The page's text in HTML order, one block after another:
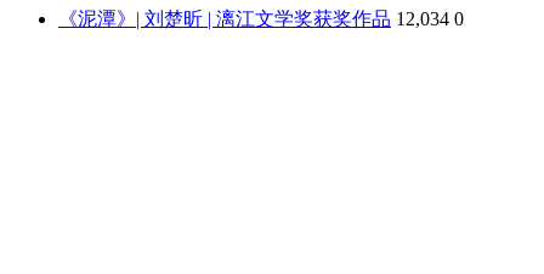
《泥潭》| 刘楚昕 | 漓江文学奖获奖作品 12,034 0